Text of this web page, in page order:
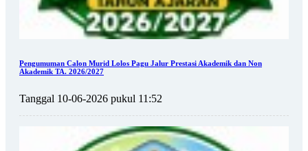
Pengumuman Calon Murid Lolos Pagu Jalur Prestasi Akademik dan Non
Akademik TA. 2026/2027
Tanggal 10-06-2026 pukul 11:52